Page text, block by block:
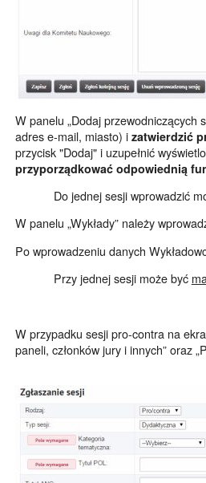
W panelu „Dodaj przewodniczących
adres e-mail, miasto) i zatwierdzić
przycisk "Dodaj" i uzupełnić
przyporządkować odpowiednią
Do jednej sesji wprowadzić
W panelu „Wykłady” należy
Po wprowadzeniu danych
Przy jednej sesji może być
W przypadku sesji pro-contra na
paneli, członków jury i innych” oraz